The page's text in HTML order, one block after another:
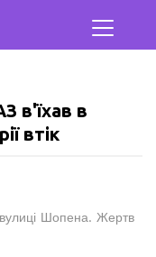
в'їхав в
втік
Шопена. Жертв